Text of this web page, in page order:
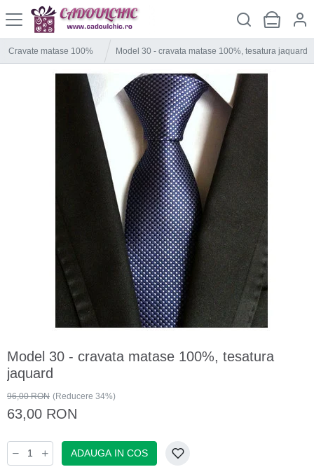
Cravate matase 100% Model 30 - cravata matase 100%, tesatura jaquard
Model 30 - cravata matase 100%, tesatura
jaquard
96,00 RON (Reducere 34%)
63,00 RON
ADAUGA IN COS